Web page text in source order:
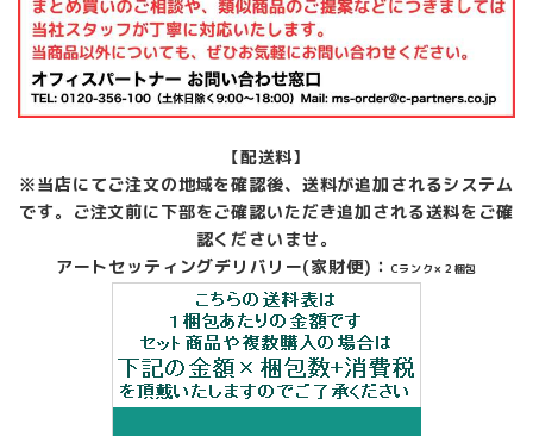
【配送料】
※当店にてご注文の地域を確認後、送料が追加されるシステム
です。ご注文前に下部をご確認いただき追加される送料をご確
認くださいませ。
アートセッティングデリバリー(家財便)： Cランク×２梱包